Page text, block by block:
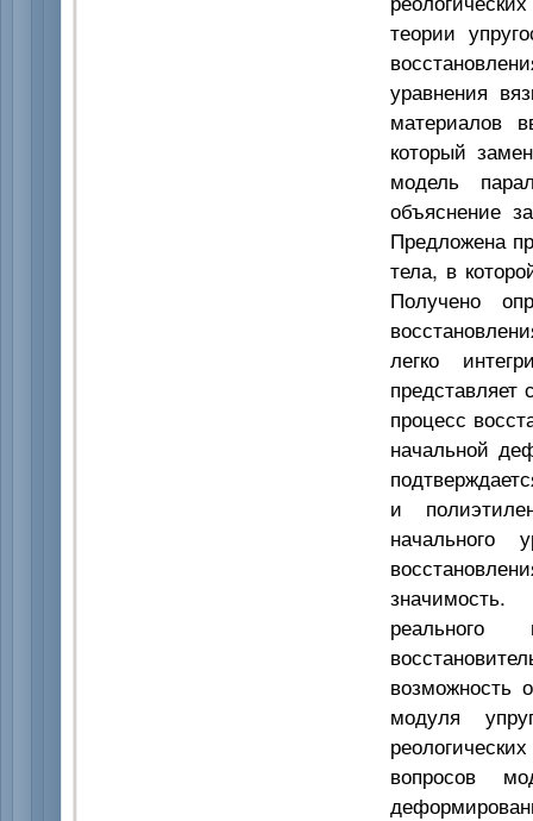
теории
уравнения
материалов
который
модель
объяснение
Предложена
тела, в
Получено
легко
процесс
начальной
и
начального
реального
возможность
модуля
вопросов